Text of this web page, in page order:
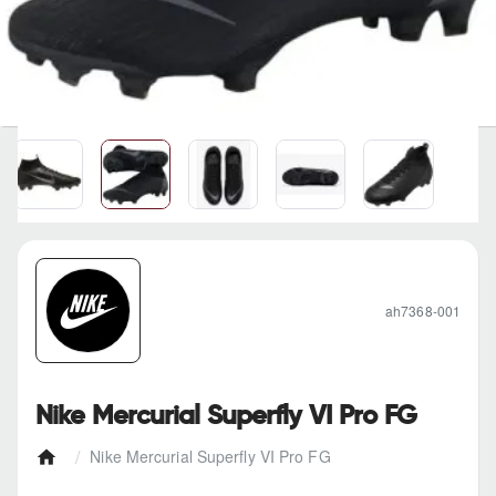
Nike Mercurial Superfly VI Pro FG
Nike Mercurial Superfly VI Pro FG
ah7368-001